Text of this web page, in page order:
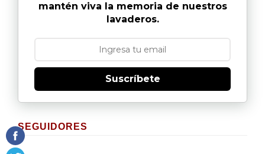
mantén viva la memoria de nuestros
lavaderos.
Suscríbete
SEGUIDORES